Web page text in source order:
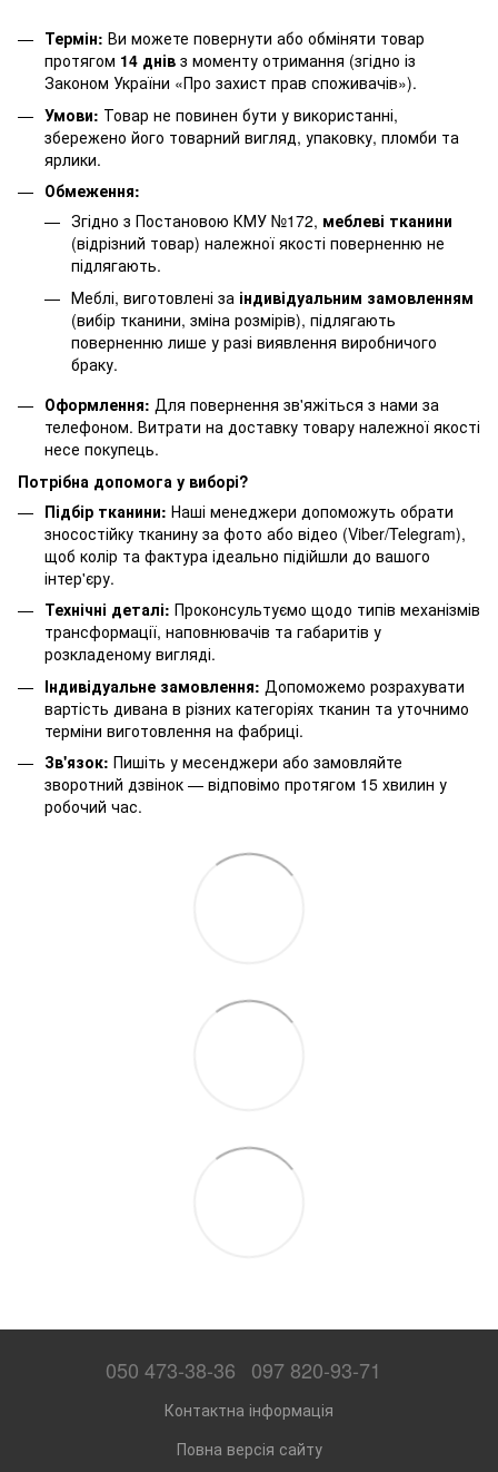
Термін: Ви можете повернути або обміняти товар
протягом 14 днів з моменту отримання (згідно із
Законом України «Про захист прав споживачів»).
Умови: Товар не повинен бути у використанні,
збережено його товарний вигляд, упаковку, пломби та
ярлики.
Обмеження:
Згідно з Постановою КМУ №172, меблеві тканини
(відрізний товар) належної якості поверненню не
підлягають.
Меблі, виготовлені за індивідуальним замовленням
(вибір тканини, зміна розмірів), підлягають
поверненню лише у разі виявлення виробничого
браку.
Оформлення: Для повернення зв'яжіться з нами за
телефоном. Витрати на доставку товару належної якості
несе покупець.
Потрібна допомога у виборі?
Підбір тканини: Наші менеджери допоможуть обрати
зносостійку тканину за фото або відео (Viber/Telegram),
щоб колір та фактура ідеально підійшли до вашого
інтер'єру.
Технічні деталі: Проконсультуємо щодо типів механізмів
трансформації, наповнювачів та габаритів у
розкладеному вигляді.
Індивідуальне замовлення: Допоможемо розрахувати
вартість дивана в різних категоріях тканин та уточнимо
терміни виготовлення на фабриці.
Зв'язок: Пишіть у месенджери або замовляйте
зворотний дзвінок — відповімо протягом 15 хвилин у
робочий час.
050 473-38-36 097 820-93-71
Контактна інформація
Повна версія сайту